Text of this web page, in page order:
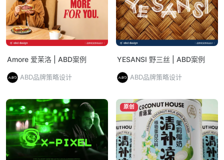
Amore 爱茉洛 | ABD案例
ABD品牌策略设计
YESANSI 野三丝 | ABD案例
ABD品牌策略设计
原创